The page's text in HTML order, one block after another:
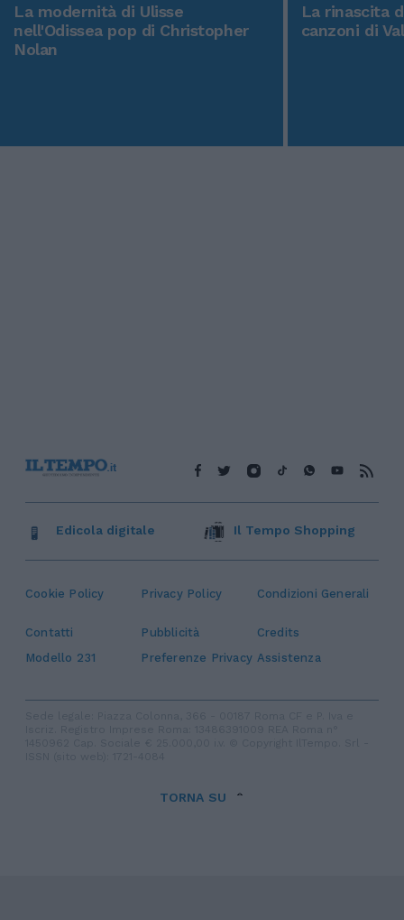
La modernità di Ulisse
nell'Odissea pop di Christopher
Nolan
La rinascita
canzoni di
Cookie Policy Privacy Policy Condizioni Generali
Contatti Pubblicità
Credits
Modello 231
Preferenze Privacy Assistenza
Edicola digitale Il Tempo Shopping
TORNA SU